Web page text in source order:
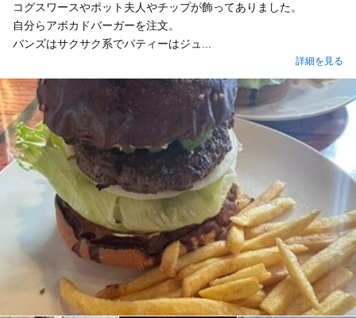
コグスワースやポット夫人やチップが飾ってありました。
自分らアボカドバーガーを注文。
バンズはサクサク系でパティーはジュ...
詳細を見る